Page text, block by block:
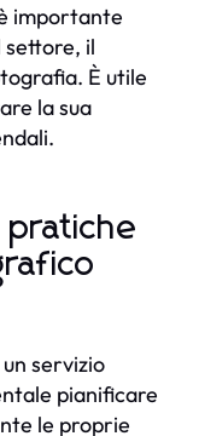
importante
settore, il
È utile
la sua
pratiche
servizio
pianificare
le proprie